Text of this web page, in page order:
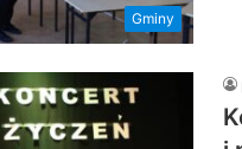
Gminy